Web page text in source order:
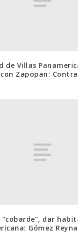
de Villas
Zapopan:
“cobarde”, dar
Gómez